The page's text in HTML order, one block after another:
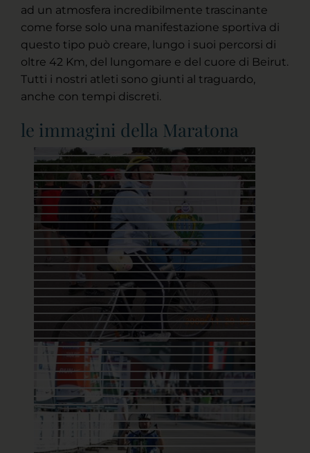
ad un atmosfera incredibilmente trascinante
come forse solo una manifestazione sportiva di
questo tipo può creare, lungo i suoi percorsi di
oltre 42 Km, del lungomare e del cuore di Beirut.
Tutti i nostri atleti sono giunti al traguardo,
anche con tempi discreti.
le immagini della Maratona